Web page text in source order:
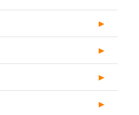
►
►
►
►